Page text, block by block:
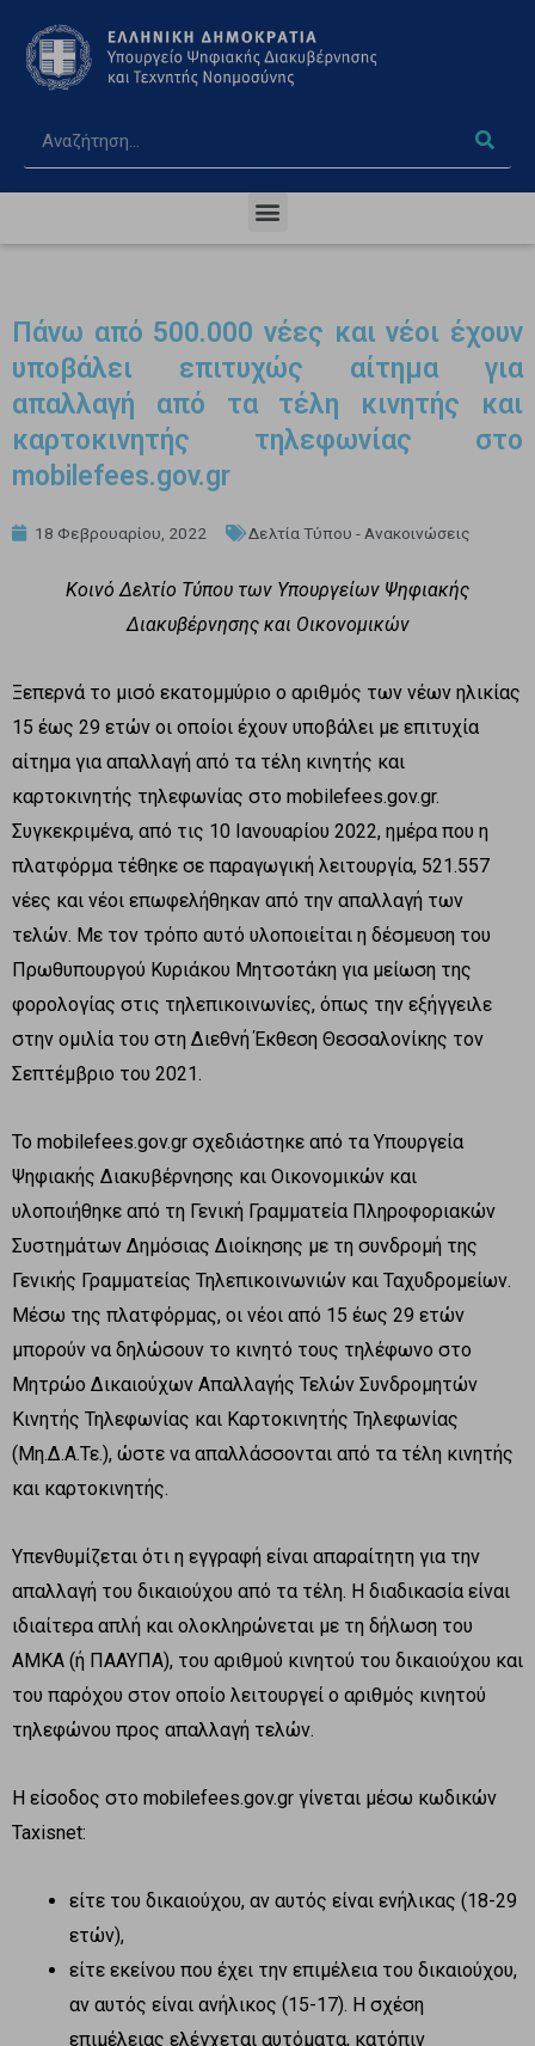
Πάνω από 500.000 νέες και νέοι έχουν
υποβάλει επιτυχώς αίτημα για
απαλλαγή από τα τέλη κινητής και
καρτοκινητής τηλεφωνίας στο
mobilefees.gov.gr
18 Φεβρουαρίου, 2022 Δελτία Τύπου - Ανακοινώσεις
Κοινό Δελτίο Τύπου των Υπουργείων Ψηφιακής
Διακυβέρνησης και Οικονομικών
Ξεπερνά το μισό εκατομμύριο ο αριθμός των νέων ηλικίας
15 έως 29 ετών οι οποίοι έχουν υποβάλει με επιτυχία
αίτημα για απαλλαγή από τα τέλη κινητής και
καρτοκινητής τηλεφωνίας στο mobilefees.gov.gr.
Συγκεκριμένα, από τις 10 Ιανουαρίου 2022, ημέρα που η
πλατφόρμα τέθηκε σε παραγωγική λειτουργία, 521.557
νέες και νέοι επωφελήθηκαν από την απαλλαγή των
τελών. Με τον τρόπο αυτό υλοποιείται η δέσμευση του
Πρωθυπουργού Κυριάκου Μητσοτάκη για μείωση της
φορολογίας στις τηλεπικοινωνίες, όπως την εξήγγειλε
στην ομιλία του στη Διεθνή Έκθεση Θεσσαλονίκης τον
Σεπτέμβριο του 2021.
Το mobilefees.gov.gr σχεδιάστηκε από τα Υπουργεία
Ψηφιακής Διακυβέρνησης και Οικονομικών και
υλοποιήθηκε από τη Γενική Γραμματεία Πληροφοριακών
Συστημάτων Δημόσιας Διοίκησης με τη συνδρομή της
Γενικής Γραμματείας Τηλεπικοινωνιών και Ταχυδρομείων.
Μέσω της πλατφόρμας, οι νέοι από 15 έως 29 ετών
μπορούν να δηλώσουν το κινητό τους τηλέφωνο στο
Μητρώο Δικαιούχων Απαλλαγής Τελών Συνδρομητών
Κινητής Τηλεφωνίας και Καρτοκινητής Τηλεφωνίας
(Μη.Δ.Α.Τε.), ώστε να απαλλάσσονται από τα τέλη κινητής
και καρτοκινητής.
Υπενθυμίζεται ότι η εγγραφή είναι απαραίτητη για την
απαλλαγή του δικαιούχου από τα τέλη. Η διαδικασία είναι
ιδιαίτερα απλή και ολοκληρώνεται με τη δήλωση του
ΑΜΚΑ (ή ΠΑΑΥΠΑ), του αριθμού κινητού του δικαιούχου και
του παρόχου στον οποίο λειτουργεί ο αριθμός κινητού
τηλεφώνου προς απαλλαγή τελών.
Η είσοδος στο mobilefees.gov.gr γίνεται μέσω κωδικών
Taxisnet:
είτε του δικαιούχου, αν αυτός είναι ενήλικας (18-29
ετών),
είτε εκείνου που έχει την επιμέλεια του δικαιούχου,
αν αυτός είναι ανήλικος (15-17). Η σχέση
επιμέλειας ελέγχεται αυτόματα, κατόπιν